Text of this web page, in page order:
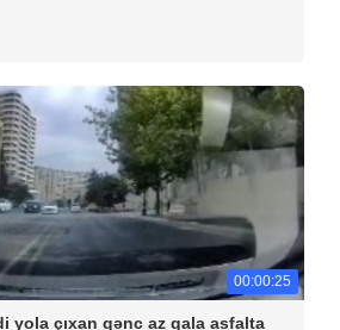
00:00:25
yola çıxan gənc az qala asfalta